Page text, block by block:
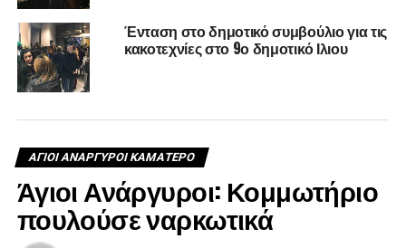
Ένταση στο δημοτικό συμβούλιο για τις
κακοτεχνίες στο 9ο δημοτικό Ιλιου
ΑΓΙΟΙ ΑΝΑΡΓΥΡΟΙ ΚΑΜΑΤΕΡΟ
Άγιοι Ανάργυροι: Κομμωτήριο
πουλούσε ναρκωτικά